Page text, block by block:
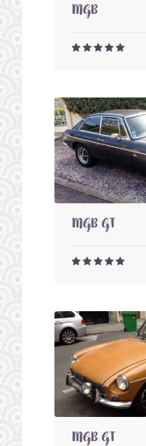
MGB
MGB GT
MGB GT